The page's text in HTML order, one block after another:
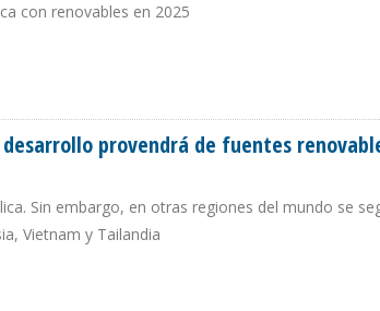
con renovables en 2025
provendrá de fuentes
Sin embargo, en otras regiones del mundo se
Vietnam y Tailandia